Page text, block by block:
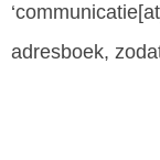
adresboek,